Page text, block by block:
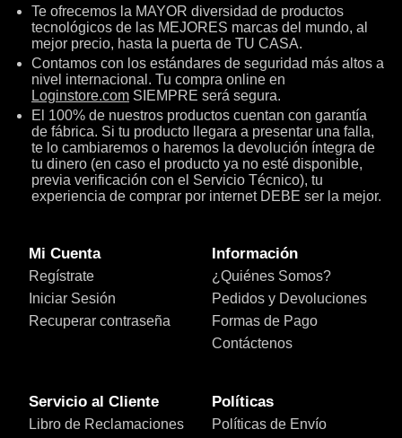
Te ofrecemos la MAYOR diversidad de productos
tecnológicos de las MEJORES marcas del mundo, al
mejor precio, hasta la puerta de TU CASA.
Contamos con los estándares de seguridad más altos a
nivel internacional. Tu compra online en
Loginstore.com SIEMPRE será segura.
El 100% de nuestros productos cuentan con garantía
de fábrica. Si tu producto llegara a presentar una falla,
te lo cambiaremos o haremos la devolución íntegra de
tu dinero (en caso el producto ya no esté disponible,
previa verificación con el Servicio Técnico), tu
experiencia de comprar por internet DEBE ser la mejor.
Mi Cuenta
Regístrate
Iniciar Sesión
Recuperar contraseña
Información
¿Quiénes Somos?
Pedidos y Devoluciones
Formas de Pago
Contáctenos
Servicio al Cliente
Libro de Reclamaciones
Políticas
Políticas de Envío